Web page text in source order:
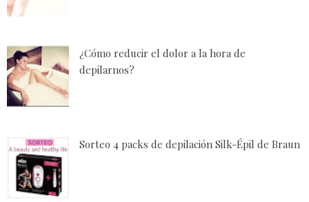
¿Cómo reducir el dolor a la hora de
depilarnos?
Sorteo 4 packs de depilación Silk-Épil de Braun